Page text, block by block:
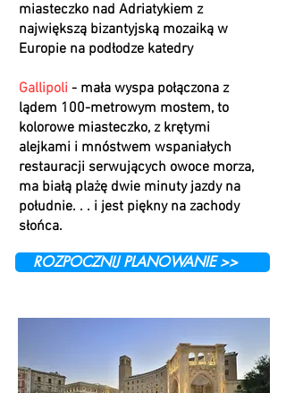
miasteczko nad Adriatykiem z
największą bizantyjską mozaiką w
Europie na podłodze katedry
Gallipoli - mała wyspa połączona z
lądem 100-metrowym mostem, to
kolorowe miasteczko, z krętymi
alejkami i mnóstwem wspaniałych
restauracji serwujących owoce morza,
ma białą plażę dwie minuty jazdy na
południe. . . i jest piękny na zachody
słońca.
ROZPOCZNIJ PLANOWANIE >>